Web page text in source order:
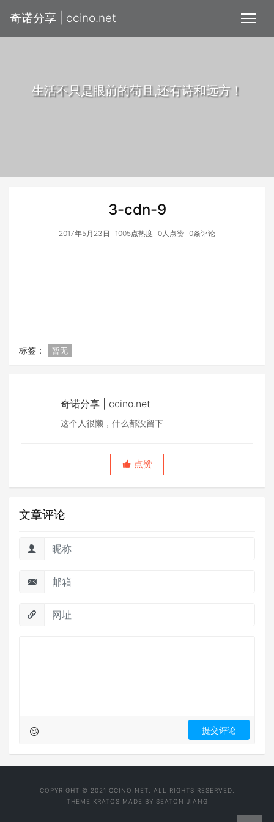
奇诺分享 | ccino.net
生活不只是眼前的苟且,还有诗和远方！
3-cdn-9
2017年5月23日 1005点热度 0人点赞 0条评论
标签： 暂无
奇诺分享 | ccino.net
这个人很懒，什么都没留下
点赞
文章评论
COPYRIGHT © 2021 CCINO.NET. ALL RIGHTS RESERVED.
THEME KRATOS MADE BY SEATON JIANG